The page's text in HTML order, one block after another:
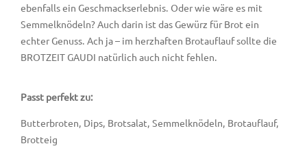
ebenfalls ein Geschmackserlebnis. Oder wie wäre es mit
Semmelknödeln? Auch darin ist das Gewürz für Brot ein
echter Genuss. Ach ja – im herzhaften Brotauflauf sollte die
BROTZEIT GAUDI natürlich auch nicht fehlen.
Passt perfekt zu:
Butterbroten, Dips, Brotsalat, Semmelknödeln, Brotauflauf,
Brotteig